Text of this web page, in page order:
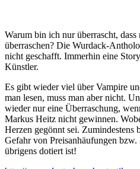
Warum bin ich nur überrascht,
überraschen? Die Wurdack-
nicht geschafft. Immerhin eine
Künstler.
Es gibt wieder viel über Vampire
man lesen, muss man aber nicht.
wieder nur eine Überraschung,
Markus Heitz nicht gewinnen.
Herzen gegönnt sei. Zumindestens
Gefahr von Preisanhäufungen
übrigens dotiert ist!